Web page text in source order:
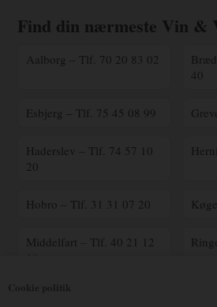
Find din nærmeste Vin &
Aalborg – Tlf. 70 20 83 02
40
Esbjerg – Tlf. 75 45 08 99
Haderslev – Tlf. 74 57 10
20
Hobro – Tlf. 31 31 07 20
Middelfart – Tlf. 40 21 12